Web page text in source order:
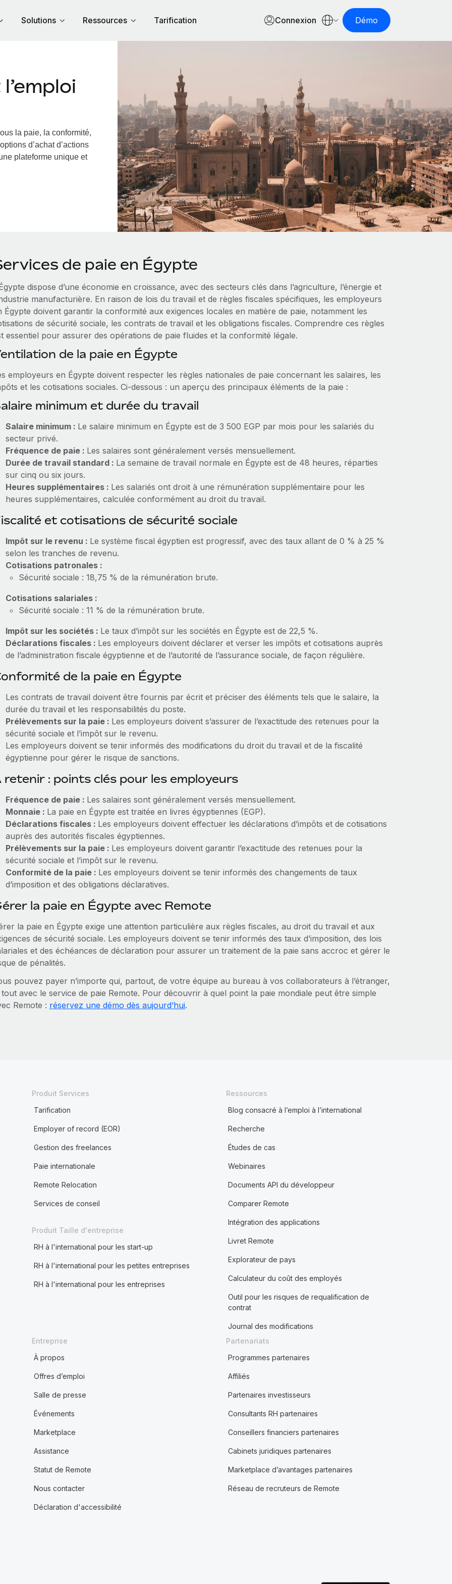
Solutions Ressources Tarification Connexion Démo
la paie, la conformité,
d’achat d’actions
plateforme unique et
de paie en Égypte
dispose d’une économie en croissance, avec des secteurs clés dans l’agriculture, l’énergie et
manufacturière. En raison de lois du travail et de règles fiscales spécifiques, les employeurs
Égypte doivent garantir la conformité aux exigences locales en matière de paie, notamment les
de sécurité sociale, les contrats de travail et les obligations fiscales. Comprendre ces règles
essentiel pour assurer des opérations de paie fluides et la conformité légale.
de la paie en Égypte
employeurs en Égypte doivent respecter les règles nationales de paie concernant les salaires, les
et les cotisations sociales. Ci‑dessous : un aperçu des principaux éléments de la paie :
minimum et durée du travail
Salaire minimum : Le salaire minimum en Égypte est de 3 500 EGP par mois pour les salariés du
secteur privé.
Fréquence de paie : Les salaires sont généralement versés mensuellement.
Durée de travail standard : La semaine de travail normale en Égypte est de 48 heures, réparties
sur cinq ou six jours.
Heures supplémentaires : Les salariés ont droit à une rémunération supplémentaire pour les
heures supplémentaires, calculée conformément au droit du travail.
et cotisations de sécurité sociale
Impôt sur le revenu : Le système fiscal égyptien est progressif, avec des taux allant de 0 % à 25 %
selon les tranches de revenu.
Cotisations patronales :
Sécurité sociale : 18,75 % de la rémunération brute.
Cotisations salariales :
Sécurité sociale : 11 % de la rémunération brute.
Impôt sur les sociétés : Le taux d’impôt sur les sociétés en Égypte est de 22,5 %.
Déclarations fiscales : Les employeurs doivent déclarer et verser les impôts et cotisations auprès
de l’administration fiscale égyptienne et de l’autorité de l’assurance sociale, de façon régulière.
de la paie en Égypte
Les contrats de travail doivent être fournis par écrit et préciser des éléments tels que le salaire, la
durée du travail et les responsabilités du poste.
Prélèvements sur la paie : Les employeurs doivent s’assurer de l’exactitude des retenues pour la
sécurité sociale et l’impôt sur le revenu.
Les employeurs doivent se tenir informés des modifications du droit du travail et de la fiscalité
égyptienne pour gérer le risque de sanctions.
retenir : points clés pour les employeurs
Fréquence de paie : Les salaires sont généralement versés mensuellement.
Monnaie : La paie en Égypte est traitée en livres égyptiennes (EGP).
Déclarations fiscales : Les employeurs doivent effectuer les déclarations d’impôts et de cotisations
auprès des autorités fiscales égyptiennes.
Prélèvements sur la paie : Les employeurs doivent garantir l’exactitude des retenues pour la
sécurité sociale et l’impôt sur le revenu.
Conformité de la paie : Les employeurs doivent se tenir informés des changements de taux
d’imposition et des obligations déclaratives.
la paie en Égypte avec Remote
la paie en Égypte exige une attention particulière aux règles fiscales, au droit du travail et aux
de sécurité sociale. Les employeurs doivent se tenir informés des taux d’imposition, des lois
et des échéances de déclaration pour assurer un traitement de la paie sans accroc et gérer le
de pénalités.
pouvez payer n’importe qui, partout, de votre équipe au bureau à vos collaborateurs à l’étranger,
avec le service de paie Remote. Pour découvrir à quel point la paie mondiale peut être simple
Remote : réservez une démo dès aujourd’hui.
Produit Services
Tarification
Employer of record (EOR)
Gestion des freelances
Paie internationale
Remote Relocation
Services de conseil
Produit Taille d'entreprise
RH à l'international pour les start-up
RH à l'international pour les petites entreprises
RH à l'international pour les entreprises
Ressources
Blog consacré à l’emploi à l’international
Recherche
Études de cas
Webinaires
Documents API du développeur
Comparer Remote
Intégration des applications
Livret Remote
Explorateur de pays
Calculateur du coût des employés
Outil pour les risques de requalification de
contrat
Journal des modifications
Entreprise
À propos
Offres d’emploi
Salle de presse
Événements
Marketplace
Assistance
Statut de Remote
Nous contacter
Déclaration d'accessibilité
Partenariats
Programmes partenaires
Affiliés
Partenaires investisseurs
Consultants RH partenaires
Conseillers financiers partenaires
Cabinets juridiques partenaires
Marketplace d’avantages partenaires
Réseau de recruteurs de Remote